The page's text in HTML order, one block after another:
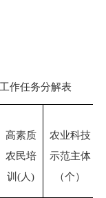
作任务分解表
高素质
农民培
训(人)
农业科技
示范主体
（个）